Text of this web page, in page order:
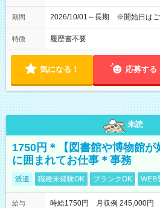
期間 2026/10/01～長期 ※開始日は
特徴 履歴書不要
気になる！ 応募する
未読
1750円＊【図書館や博物館が
に囲まれてお仕事＊事務
派遣 職種未経験OK ブランクOK WEB
給与
時給1750円 月収例 245,000円